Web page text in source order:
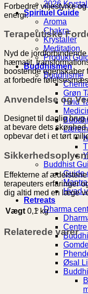
2026
Spirituel Guide
Aroma
Chakra
Krystaller
Meditation
Produkt
Buddhismen
Buddhisme
Grøn
Hvid
Buddhist
Guide
Hvad
Retreats
Dharma
Øsal
Forbedrer viljestyrke
energi.
Terapeutiske
Nyd de
hæmatit,
boostende egenskaber
at forbedre
Anvendelse og
Designet til daglig brug
at bevare dets
opbevar det i et tørt
Effekterne af
terapeuters erfaringer
dig altid med en læge
Vægt 0,1 kg
Relaterede varer